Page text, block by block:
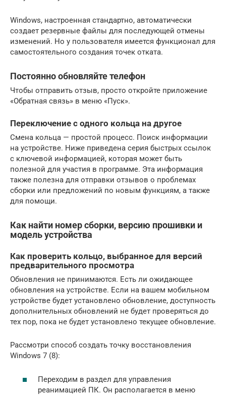
Windows, настроенная стандартно, автоматически
создает резервные файлы для последующей отмены
изменений. Но у пользователя имеется функционал для
самостоятельного создания точек отката.
Постоянно обновляйте телефон
Чтобы отправить отзыв, просто откройте приложение
«Обратная связь» в меню «Пуск».
Переключение с одного кольца на другое
Смена кольца — простой процесс. Поиск информации
на устройстве. Ниже приведена серия быстрых ссылок
с ключевой информацией, которая может быть
полезной для участия в программе. Эта информация
также полезна для отправки отзывов о проблемах
сборки или предложений по новым функциям, а также
для помощи.
Как найти номер сборки, версию прошивки и
модель устройства
Как проверить кольцо, выбранное для версий
предварительного просмотра
Обновления не принимаются. Есть ли ожидающее
обновления на устройстве. Если на вашем мобильном
устройстве будет установлено обновление, доступность
дополнительных обновлений не будет проверяться до
тех пор, пока не будет установлено текущее обновление.
Рассмотри способ создать точку восстановления
Windows 7 (8):
Переходим в раздел для управления
реанимацией ПК. Он располагается в меню